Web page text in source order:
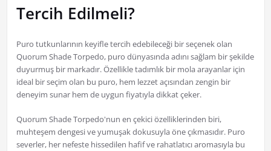
Tercih Edilmeli?
Puro tutkunlarının keyifle tercih edebileceği bir seçenek olan
Quorum Shade Torpedo, puro dünyasında adını sağlam bir şekilde
duyurmuş bir markadır. Özellikle tadımlık bir mola arayanlar için
ideal bir seçim olan bu puro, hem lezzet açısından zengin bir
deneyim sunar hem de uygun fiyatıyla dikkat çeker.
Quorum Shade Torpedo'nun en çekici özelliklerinden biri,
muhteşem dengesi ve yumuşak dokusuyla öne çıkmasıdır. Puro
severler, her nefeste hissedilen hafif ve rahatlatıcı aromasıyla bu